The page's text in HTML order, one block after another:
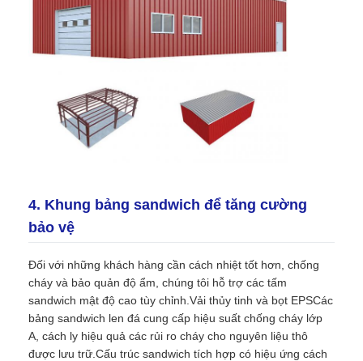
4. Khung bảng sandwich để tăng cường
bảo vệ
Đối với những khách hàng cần cách nhiệt tốt hơn, chống
cháy và bảo quản độ ẩm, chúng tôi hỗ trợ các tấm
sandwich mật độ cao tùy chỉnh.Vải thủy tinh và bọt EPSCác
bảng sandwich len đá cung cấp hiệu suất chống cháy lớp
A, cách ly hiệu quả các rủi ro cháy cho nguyên liệu thô
được lưu trữ.Cấu trúc sandwich tích hợp có hiệu ứng cách